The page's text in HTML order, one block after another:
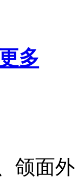
多
颌面